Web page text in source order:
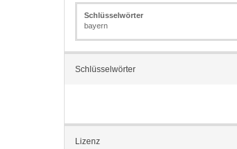
Schlüsselwörter
bayern
Schlüsselwörter
Lizenz